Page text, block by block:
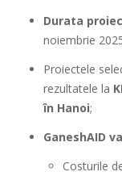
Durata
noiembrie
Proiectele
rezultatele la
în Hanoi;
GaneshAID
Costurile